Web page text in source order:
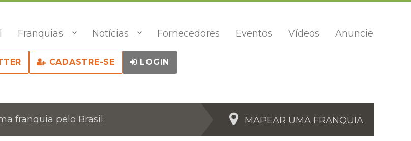
Franquias Notícias Fornecedores Eventos Vídeos Anuncie
CADASTRE-SE LOGIN
franquia pelo Brasil. MAPEAR UMA FRANQUIA